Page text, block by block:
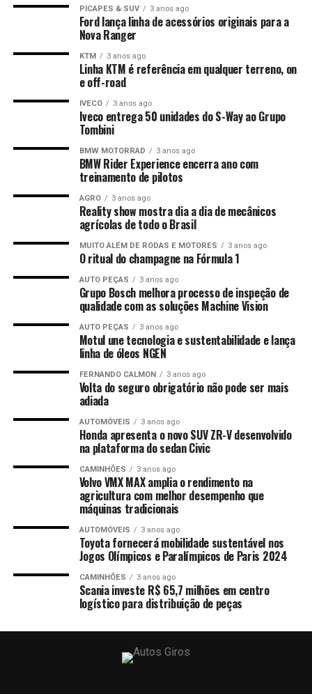
PICAPES & SUV 3 anos ago
Ford lança linha de acessórios originais para a
Nova Ranger
KTM 3 anos ago
Linha KTM é referência em qualquer terreno, on
e off-road
IVECO 3 anos ago
Iveco entrega 50 unidades do S-Way ao Grupo
Tombini
BMW MOTORRAD 3 anos ago
BMW Rider Experience encerra ano com
treinamento de pilotos
AGRO 3 anos ago
Reality show mostra dia a dia de mecânicos
agrícolas de todo o Brasil
MUITO ALÉM DE RODAS E MOTORES 3 anos ago
O ritual do champagne na Fórmula 1
AUTO PEÇAS 3 anos ago
Grupo Bosch melhora processo de inspeção de
qualidade com as soluções Machine Vision
AUTO PEÇAS 3 anos ago
Motul une tecnologia e sustentabilidade e lança
linha de óleos NGEN
FERNANDO CALMON 3 anos ago
Volta do seguro obrigatório não pode ser mais
adiada
AUTOMÓVEIS 3 anos ago
Honda apresenta o novo SUV ZR-V desenvolvido
na plataforma do sedan Civic
CAMINHÕES 3 anos ago
Volvo VMX MAX amplia o rendimento na
agricultura com melhor desempenho que
máquinas tradicionais
AUTOMÓVEIS 3 anos ago
Toyota fornecerá mobilidade sustentável nos
Jogos Olímpicos e Paralímpicos de Paris 2024
CAMINHÕES 3 anos ago
Scania investe R$ 65,7 milhões em centro
logístico para distribuição de peças